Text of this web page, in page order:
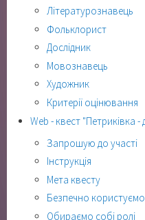
Літературознавець
Фольклорист
Дослідник
Мовознавець
Художник
Критерії оцінювання
Web - квест "Петриківка -
Запрошую до участі
Інструкція
Мета квесту
Безпечно
Обираємо собі ролі